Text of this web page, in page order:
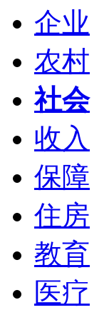
企业
农村
社会
收入
保障
住房
教育
医疗